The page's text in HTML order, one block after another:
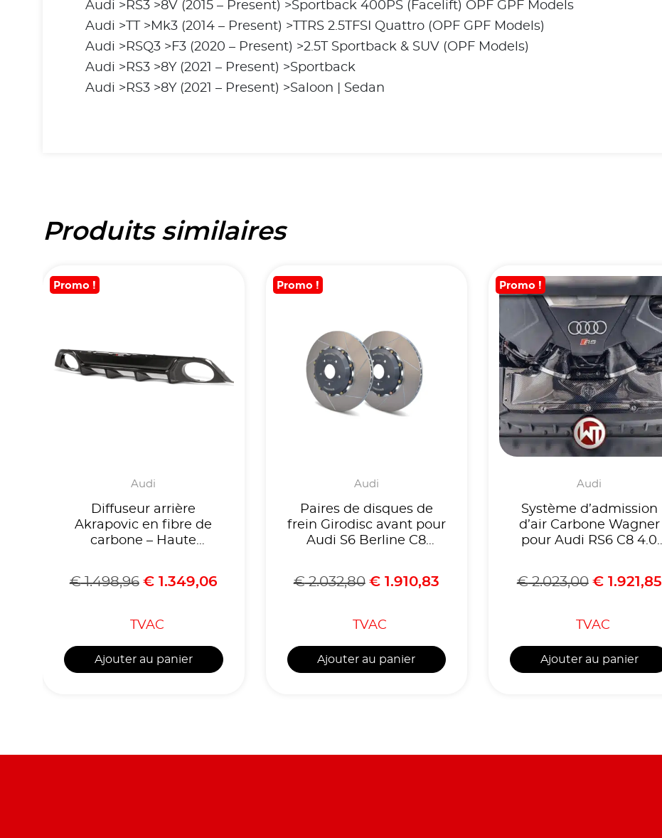
Audi >RS3 >8V (2015 – Present) >Sportback 400PS (Facelift) OPF GPF Models
Audi >TT >Mk3 (2014 – Present) >TTRS 2.5TFSI Quattro (OPF GPF Models)
Audi >RSQ3 >F3 (2020 – Present) >2.5T Sportback & SUV (OPF Models)
Audi >RS3 >8Y (2021 – Present) >Sportback
Audi >RS3 >8Y (2021 – Present) >Saloon | Sedan
Produits similaires
Promo !
Audi
Diffuseur arrière
Akrapovic en fibre de
carbone – Haute
€1.498,96 €1.349,06
TVAC
Ajouter au panier
Promo !
Audi
Paires de disques de
frein Girodisc avant pour
Audi S6 Berline C8
€2.032,80 €1.910,83
TVAC
Ajouter au panier
Promo !
Audi
Système d’admission
d’air Carbone Wagner
pour Audi RS6 C8 4.0
€2.023,00 €1.921,85
TVAC
Ajouter au panier